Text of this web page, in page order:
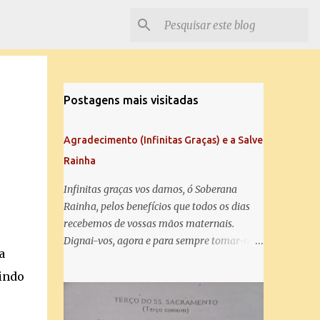
Postagens mais visitadas
Agradecimento (Infinitas Graças) e a Salve
Rainha
Infinitas graças vos damos, ó Soberana
Rainha, pelos benefícios que todos os dias
recebemos de vossas mãos maternais.
Dignai-vos, agora e para sempre tomar-nos
Salve Rainha: Salve Rainha , Mãe de
misericórdia, vida, doçura, esperança nossa,